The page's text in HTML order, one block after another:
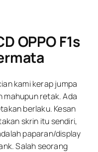
OPPO F1s
kami kerap jumpa
mahupun retak. Ada
berlaku. Kesan
skrin itu sendiri,
paparan/display
Salah seorang